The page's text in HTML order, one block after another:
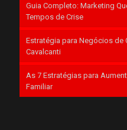
Guia Completo: Marketing
Tempos de Crise
Estratégia para Negócios de
Cavalcanti
As 7 Estratégias para
Familiar